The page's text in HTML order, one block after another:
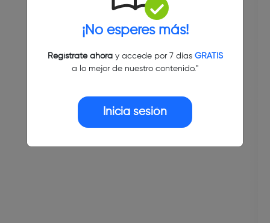
¡No esperes más!
Regístrate ahoray accede por 7 días GRATIS
a lo mejor de nuestro contenido."
Inicia sesión